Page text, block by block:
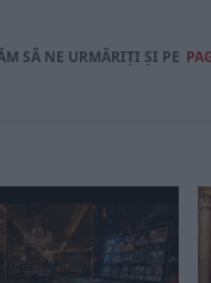
SĂ NE URMĂRIȚI ȘI PE